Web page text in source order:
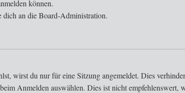
können.
dich an die Board-Administration.
wirst du nur für eine Sitzung angemeldet. Dies
Anmelden auswählen. Dies ist nicht